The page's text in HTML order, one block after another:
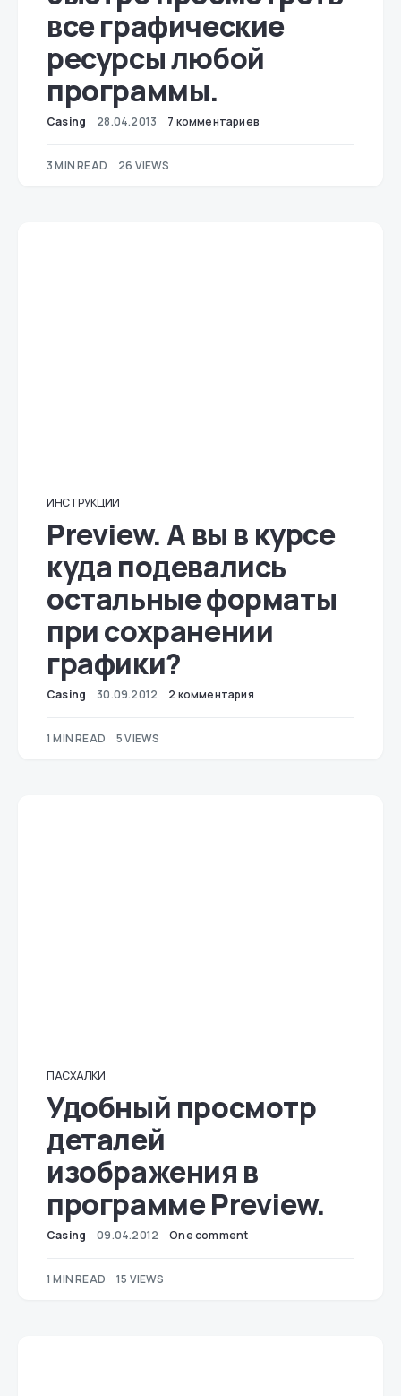
все графические
ресурсы любой
программы.
Casing 28.04.2013 7 комментариев
3 MIN READ 26 VIEWS
ИНСТРУКЦИИ
Preview. А вы в курсе
куда подевались
остальные форматы
при сохранении
графики?
Casing 30.09.2012 2 комментария
1 MIN READ 5 VIEWS
ПАСХАЛКИ
Удобный просмотр
деталей
изображения в
программе Preview.
Casing 09.04.2012 One comment
1 MIN READ 15 VIEWS